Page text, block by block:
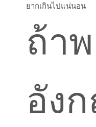
ยากเกินไปแน่นอน
ถ้า
อัง